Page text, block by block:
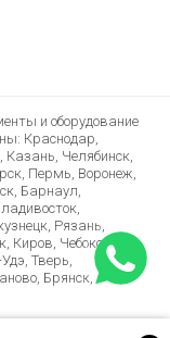
и оборудование
Краснодар,
Казань, Челябинск,
Пермь, Воронеж,
Барнаул,
Рязань,
Киров, Чебоксары,
Тверь,
Брянск,
Беларусь,